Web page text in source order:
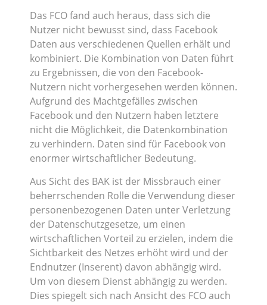
Das FCO fand auch heraus, dass sich die
Nutzer nicht bewusst sind, dass Facebook
Daten aus verschiedenen Quellen erhält und
kombiniert. Die Kombination von Daten führt
zu Ergebnissen, die von den Facebook-
Nutzern nicht vorhergesehen werden können.
Aufgrund des Machtgefälles zwischen
Facebook und den Nutzern haben letztere
nicht die Möglichkeit, die Datenkombination
zu verhindern. Daten sind für Facebook von
enormer wirtschaftlicher Bedeutung.
Aus Sicht des BAK ist der Missbrauch einer
beherrschenden Rolle die Verwendung dieser
personenbezogenen Daten unter Verletzung
der Datenschutzgesetze, um einen
wirtschaftlichen Vorteil zu erzielen, indem die
Sichtbarkeit des Netzes erhöht wird und der
Endnutzer (Inserent) davon abhängig wird.
Um von diesem Dienst abhängig zu werden.
Dies spiegelt sich nach Ansicht des FCO auch